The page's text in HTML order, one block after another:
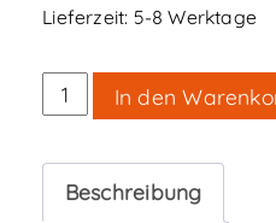
Lieferzeit: 5-8 Werktage
Gratkelle
MENBIKI-
GOTE
In den
Beschreibung